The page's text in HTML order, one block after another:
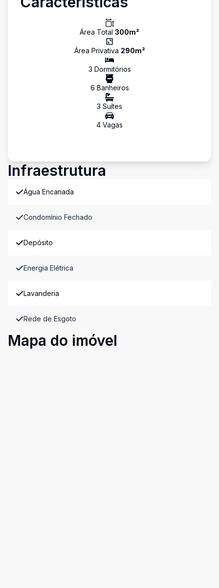
Área Total 300m²
Área Privativa 290m²
3 Dormitórios
6 Banheiros
3 Suítes
4 Vagas
Infraestrutura
Água Encanada
Condomínio Fechado
Depósito
Energia Elétrica
Lavanderia
Rede de Esgoto
Mapa do imóvel